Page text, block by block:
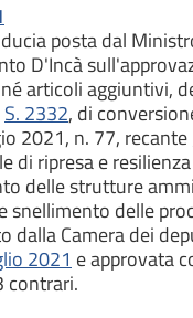
posta dal
D'Incà
articoli aggiuntivi,
S. 2332, di
2021, n. 77,
di ripresa e
delle strutture
snellimento delle
dalla Camera dei
2021 e approvata
contrari.